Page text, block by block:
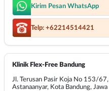
Kirim Pesan WhatsApp
Telp: +62214514421
Klinik Flex-Free Bandung
Jl. Terusan Pasir Koja No 153/
Astanaanyar, Kota Bandung, Jawa